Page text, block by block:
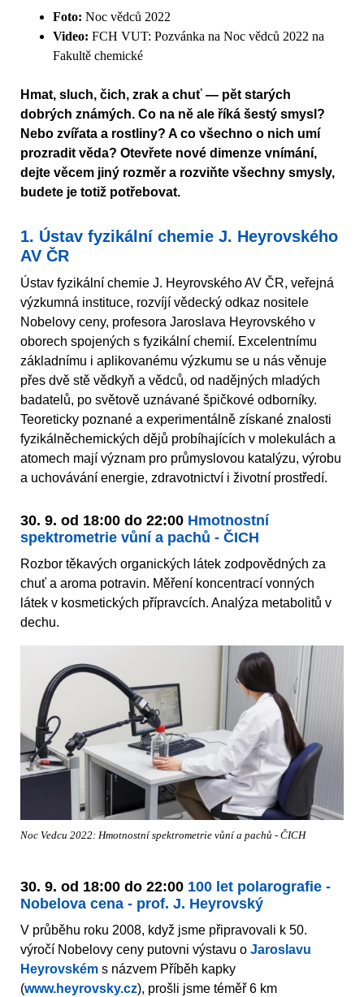
Foto: Noc vědců 2022
Video: FCH VUT: Pozvánka na Noc vědců 2022 na
Fakultě chemické
Hmat, sluch, čich, zrak a chuť — pět starých
dobrých známých. Co na ně ale říká šestý smysl?
Nebo zvířata a rostliny? A co všechno o nich umí
prozradit věda? Otevřete nové dimenze vnímání,
dejte věcem jiný rozměr a rozviňte všechny smysly,
budete je totiž potřebovat.
1. Ústav fyzikální chemie J. Heyrovského
AV ČR
Ústav fyzikální chemie J. Heyrovského AV ČR, veřejná
výzkumná instituce, rozvíjí vědecký odkaz nositele
Nobelovy ceny, profesora Jaroslava Heyrovského v
oborech spojených s fyzikální chemií. Excelentnímu
základnímu i aplikovanému výzkumu se u nás věnuje
přes dvě stě vědkyň a vědců, od nadějných mladých
badatelů, po světově uznávané špičkové odborníky.
Teoreticky poznané a experimentálně získané znalosti
fyzikálně­chemických dějů probíhajících v molekulách a
atomech mají význam pro průmyslovou katalýzu, výrobu
a uchovávání energie, zdravotnictví i životní prostředí.
30. 9. od 18:00 do 22:00 Hmotnostní
spektrometrie vůní a pachů - ČICH
Rozbor těkavých organických látek zodpovědných za
chuť a aroma potravin. Měření koncentrací vonných
látek v kosmetických přípravcích. Analýza metabolitů v
dechu.
Noc Vedcu 2022: Hmotnostní spektrometrie vůní a pachů - ČICH
30. 9. od 18:00 do 22:00 100 let polarografie -
Nobelova cena - prof. J. Heyrovský
V průběhu roku 2008, když jsme připravovali k 50.
výročí Nobelovy ceny putovni výstavu o Jaroslavu
Heyrovském s názvem Příběh kapky
(www.heyrovsky.cz), prošli jsme téměř 6 km